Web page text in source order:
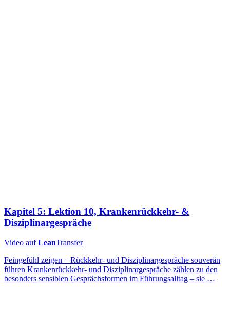
Kapitel 5: Lektion 10, Krankenrückkehr- &
Disziplinargespräche
Video aufLeanTransfer
Feingefühl zeigen – Rückkehr- und Disziplinargespräche souverän
führen Krankenrückkehr- und Disziplinargespräche zählen zu den
besonders sensiblen Gesprächsformen im Führungsalltag – sie …